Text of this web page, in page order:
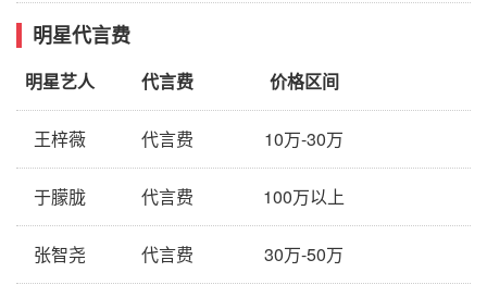
明星代言费
明星艺人 代言费 价格区间
王梓薇 代言费 10万-30万
于朦胧 代言费 100万以上
张智尧 代言费 30万-50万